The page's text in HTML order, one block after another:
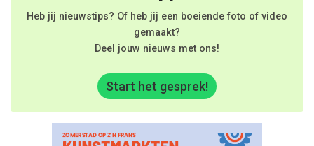
Heb jij nieuwstips? Of heb jij een boeiende foto of video
gemaakt?
Deel jouw nieuws met ons!
Start het gesprek!